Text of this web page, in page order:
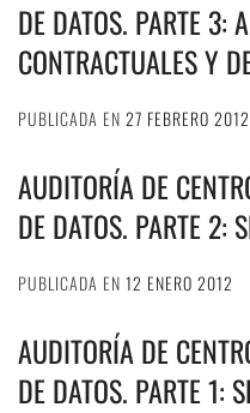
DE DATOS. PARTE 3:
CONTRACTUALES Y
PUBLICADA EN 27 FEBRERO 2012
AUDITORÍA DE
DE DATOS. PARTE 2:
PUBLICADA EN 12 ENERO 2012
AUDITORÍA DE
DE DATOS. PARTE 1: